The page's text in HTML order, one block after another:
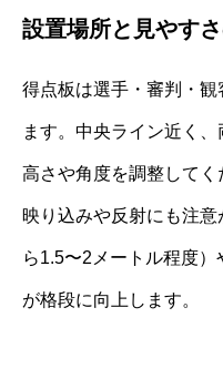
設置場所と見やす
得点板は選手・審判・
ます。中央ライン近く、
高さや角度を調整して
映り込みや反射にも注
ら1.5〜2メートル程度
が格段に向上します。